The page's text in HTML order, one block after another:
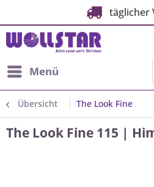
täglicher
Menü
Übersicht The Look Fine
The Look Fine 115 |